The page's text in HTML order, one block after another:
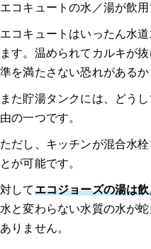
エコキュートの水／湯が飲
エコキュートはいったん水
ます。温められてカルキが
準を満たさない恐れがあるか
また貯湯タンクには、どう
由の一つです。
ただし、キッチンが混合水
とが可能です。
対してエコジョーズの湯は
水と変わらない水質の水が
ありません。